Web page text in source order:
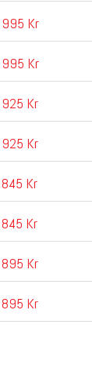
995 Kr
995 Kr
925 Kr
925 Kr
845 Kr
845 Kr
895 Kr
895 Kr